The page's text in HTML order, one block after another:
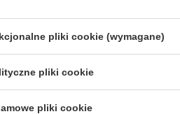
pliki cookie (wymagane)
pliki cookie
pliki cookie